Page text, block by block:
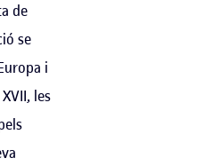
de
se
i
les